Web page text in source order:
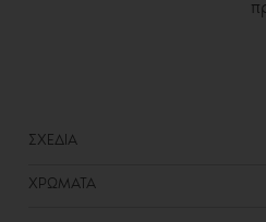
ΣΧΕΔΙΑ
ΧΡΩΜΑΤΑ